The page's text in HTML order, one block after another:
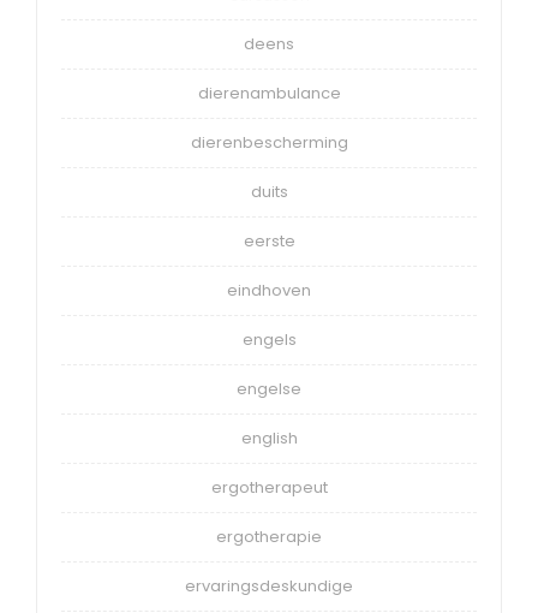
deens
dierenambulance
dierenbescherming
duits
eerste
eindhoven
engels
engelse
english
ergotherapeut
ergotherapie
ervaringsdeskundige